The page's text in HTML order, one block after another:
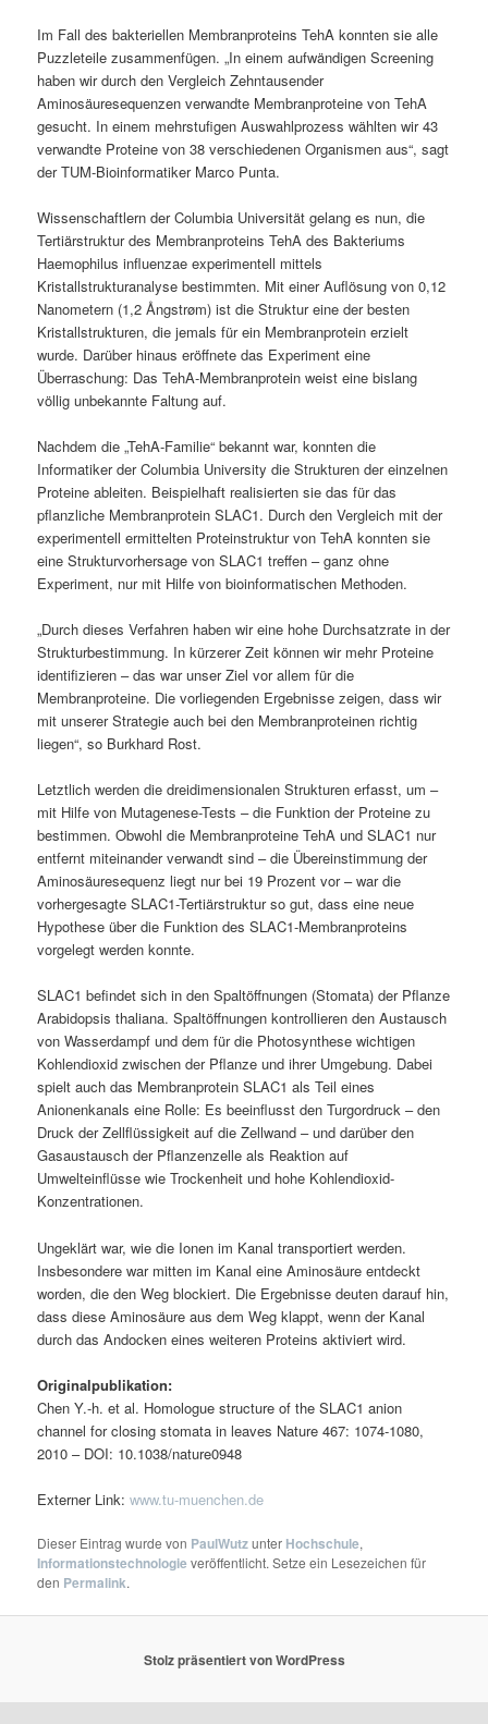
Im Fall des bakteriellen Membranproteins TehA konnten sie alle
Puzzleteile zusammenfügen. „In einem aufwändigen Screening
haben wir durch den Vergleich Zehntausender
Aminosäuresequenzen verwandte Membranproteine von TehA
gesucht. In einem mehrstufigen Auswahlprozess wählten wir 43
verwandte Proteine von 38 verschiedenen Organismen aus“, sagt
der TUM-Bioinformatiker Marco Punta.
Wissenschaftlern der Columbia Universität gelang es nun, die
Tertiärstruktur des Membranproteins TehA des Bakteriums
Haemophilus influenzae experimentell mittels
Kristallstrukturanalyse bestimmten. Mit einer Auflösung von 0,12
Nanometern (1,2 Ångstrøm) ist die Struktur eine der besten
Kristallstrukturen, die jemals für ein Membranprotein erzielt
wurde. Darüber hinaus eröffnete das Experiment eine
Überraschung: Das TehA-Membranprotein weist eine bislang
völlig unbekannte Faltung auf.
Nachdem die „TehA-Familie“ bekannt war, konnten die
Informatiker der Columbia University die Strukturen der einzelnen
Proteine ableiten. Beispielhaft realisierten sie das für das
pflanzliche Membranprotein SLAC1. Durch den Vergleich mit der
experimentell ermittelten Proteinstruktur von TehA konnten sie
eine Strukturvorhersage von SLAC1 treffen – ganz ohne
Experiment, nur mit Hilfe von bioinformatischen Methoden.
„Durch dieses Verfahren haben wir eine hohe Durchsatzrate in der
Strukturbestimmung. In kürzerer Zeit können wir mehr Proteine
identifizieren – das war unser Ziel vor allem für die
Membranproteine. Die vorliegenden Ergebnisse zeigen, dass wir
mit unserer Strategie auch bei den Membranproteinen richtig
liegen“, so Burkhard Rost.
Letztlich werden die dreidimensionalen Strukturen erfasst, um –
mit Hilfe von Mutagenese-Tests – die Funktion der Proteine zu
bestimmen. Obwohl die Membranproteine TehA und SLAC1 nur
entfernt miteinander verwandt sind – die Übereinstimmung der
Aminosäuresequenz liegt nur bei 19 Prozent vor – war die
vorhergesagte SLAC1-Tertiärstruktur so gut, dass eine neue
Hypothese über die Funktion des SLAC1-Membranproteins
vorgelegt werden konnte.
SLAC1 befindet sich in den Spaltöffnungen (Stomata) der Pflanze
Arabidopsis thaliana. Spaltöffnungen kontrollieren den Austausch
von Wasserdampf und dem für die Photosynthese wichtigen
Kohlendioxid zwischen der Pflanze und ihrer Umgebung. Dabei
spielt auch das Membranprotein SLAC1 als Teil eines
Anionenkanals eine Rolle: Es beeinflusst den Turgordruck – den
Druck der Zellflüssigkeit auf die Zellwand – und darüber den
Gasaustausch der Pflanzenzelle als Reaktion auf
Umwelteinflüsse wie Trockenheit und hohe Kohlendioxid-
Konzentrationen.
Ungeklärt war, wie die Ionen im Kanal transportiert werden.
Insbesondere war mitten im Kanal eine Aminosäure entdeckt
worden, die den Weg blockiert. Die Ergebnisse deuten darauf hin,
dass diese Aminosäure aus dem Weg klappt, wenn der Kanal
durch das Andocken eines weiteren Proteins aktiviert wird.
Originalpublikation:
Chen Y.-h. et al. Homologue structure of the SLAC1 anion
channel for closing stomata in leaves Nature 467: 1074-1080,
2010 – DOI: 10.1038/nature0948
Externer Link:www.tu-muenchen.de
Dieser Eintrag wurde von PaulWutzunter Hochschule,
Informationstechnologie veröffentlicht. Setze ein Lesezeichen für
den Permalink.
Stolz präsentiert von WordPress